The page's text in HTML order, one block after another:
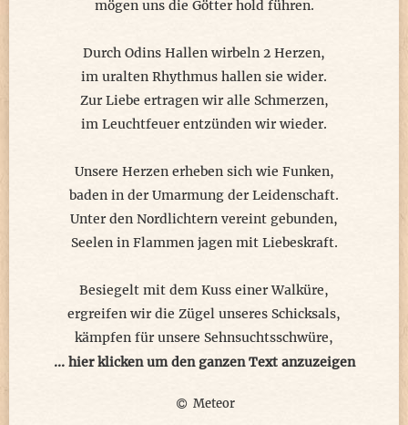
mögen uns die Götter hold führen.
Durch Odins Hallen wirbeln 2 Herzen,
im uralten Rhythmus hallen sie wider.
Zur Liebe ertragen wir alle Schmerzen,
im Leuchtfeuer entzünden wir wieder.
Unsere Herzen erheben sich wie Funken,
baden in der Umarmung der Leidenschaft.
Unter den Nordlichtern vereint gebunden,
Seelen in Flammen jagen mit Liebeskraft.
Besiegelt mit dem Kuss einer Walküre,
ergreifen wir die Zügel unseres Schicksals,
kämpfen für unsere Sehnsuchtsschwüre,
gehen vereint durch die Tore Walhall's.
© meteor 2026
... hier klicken um den ganzen Text anzuzeigen
Meteor